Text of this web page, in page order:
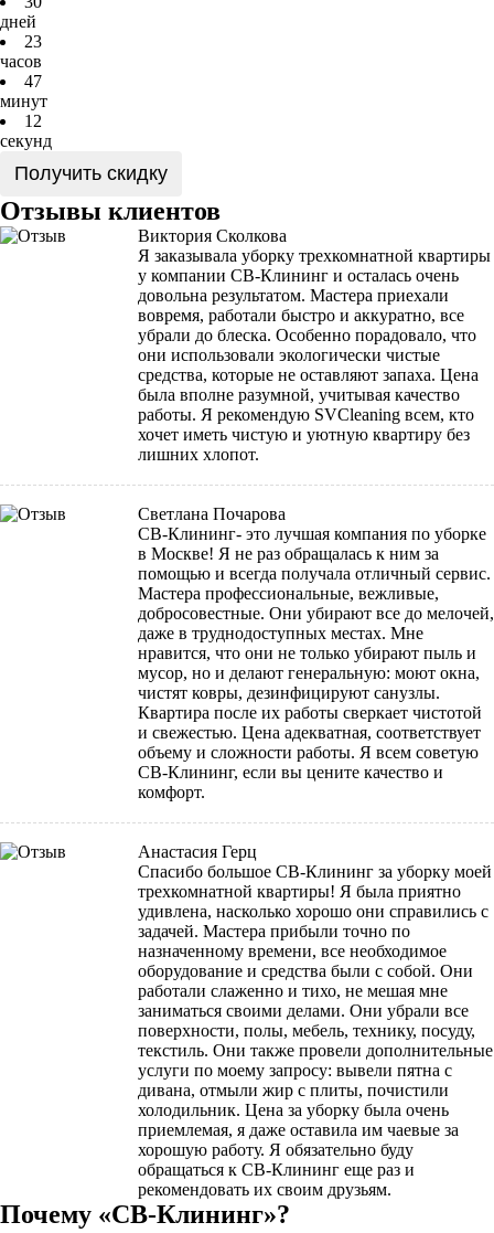
дней
23
часов
47
минут
1 2
секунд
Получить скидку
Отзывы клиентов
Виктория Сколкова
Я заказывала уборку трехкомнатной квартиры
у компании СВ-Клининг и осталась очень
довольна результатом. Мастера приехали
вовремя, работали быстро и аккуратно, все
убрали до блеска. Особенно порадовало, что
они использовали экологически чистые
средства, которые не оставляют запаха. Цена
была вполне разумной, учитывая качество
работы. Я рекомендую SVCleaning всем, кто
хочет иметь чистую и уютную квартиру без
лишних хлопот.
Светлана Почарова
СВ-Клининг- это лучшая компания по уборке
в Москве! Я не раз обращалась к ним за
помощью и всегда получала отличный сервис.
Мастера профессиональные, вежливые,
добросовестные. Они убирают все до мелочей,
даже в труднодоступных местах. Мне
нравится, что они не только убирают пыль и
мусор, но и делают генеральную: моют окна,
чистят ковры, дезинфицируют санузлы.
Квартира после их работы сверкает чистотой
и свежестью. Цена адекватная, соответствует
объему и сложности работы. Я всем советую
СВ-Клининг, если вы цените качество и
комфорт.
Анастасия Герц
Спасибо большое СВ-Клининг за уборку моей
трехкомнатной квартиры! Я была приятно
удивлена, насколько хорошо они справились с
задачей. Мастера прибыли точно по
назначенному времени, все необходимое
оборудование и средства были с собой. Они
работали слаженно и тихо, не мешая мне
заниматься своими делами. Они убрали все
поверхности, полы, мебель, технику, посуду,
текстиль. Они также провели дополнительные
услуги по моему запросу: вывели пятна с
дивана, отмыли жир с плиты, почистили
холодильник. Цена за уборку была очень
приемлемая, я даже оставила им чаевые за
хорошую работу. Я обязательно буду
обращаться к СВ-Клининг еще раз и
рекомендовать их своим друзьям.
Почему «СВ-Клининг»?